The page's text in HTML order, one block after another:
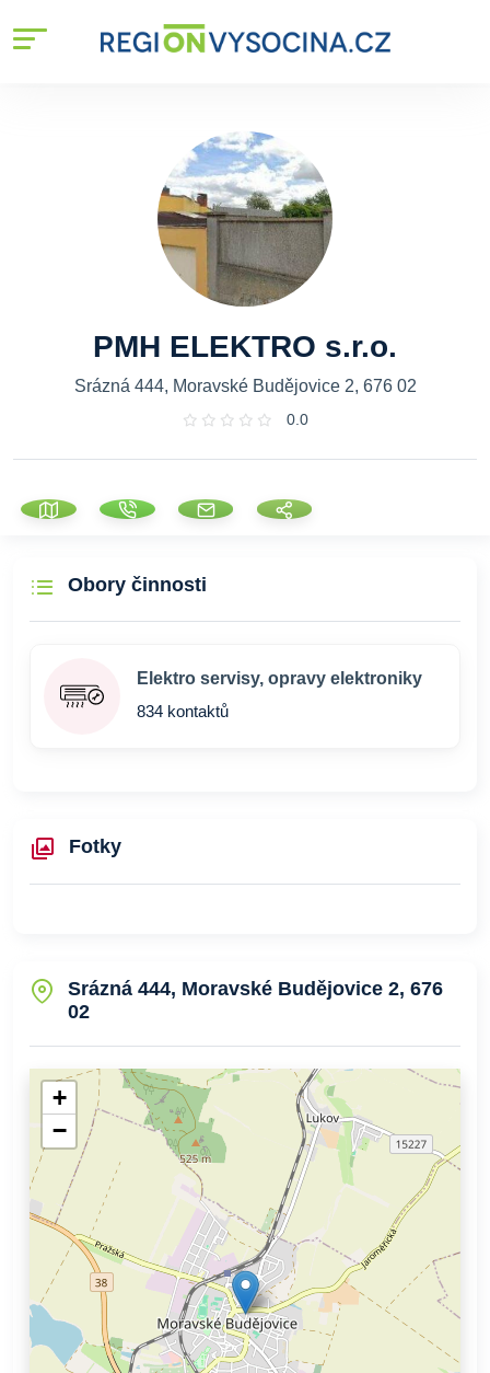
PMH ELEKTRO s.r.o.
Srázná 444, Moravské Budějovice 2, 676 02
0.0
Obory činnosti
Elektro servisy, opravy elektroniky
834 kontaktů
Fotky
Srázná 444, Moravské Budějovice 2, 676
02
+
−